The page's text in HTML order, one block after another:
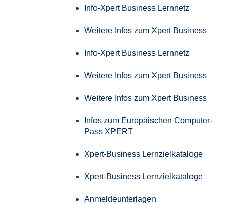
Info-Xpert Business Lernnetz
Weitere Infos zum Xpert Business
Info-Xpert Business Lernnetz
Weitere Infos zum Xpert Business
Weitere Infos zum Xpert Business
Infos zum Europäischen Computer-
Pass XPERT
Xpert-Business Lernzielkataloge
Xpert-Business Lernzielkataloge
Anmeldeunterlagen